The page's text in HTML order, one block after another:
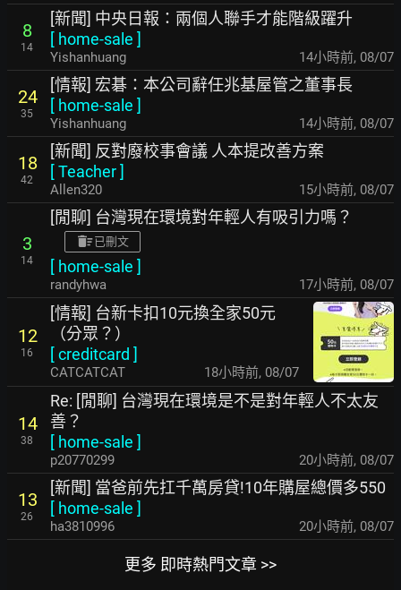
8
14
[新聞] 中央日報：兩個人聯手才能階級躍升
[ home-sale ]
Yishanhuang 14小時前, 08/07
24
35
[情報] 宏碁：本公司辭任兆基屋管之董事長
[ home-sale ]
Yishanhuang 14小時前, 08/07
18
42
[新聞] 反對廢校事會議 人本提改善方案
[Teacher]
Allen320 15小時前, 08/07
3
14
[閒聊] 台灣現在環境對年輕人有吸引力嗎？
已刪文
[ home-sale ]
randyhwa 17小時前, 08/07
12
16
[情報] 台新卡扣10元換全家50元
（分眾？）
[creditcard ]
CATCATCAT 18小時前, 08/07
14
38
Re: [閒聊] 台灣現在環境是不是對年輕人不太友
善？
[ home-sale ]
p20770299 20小時前, 08/07
13
26
[新聞] 當爸前先扛千萬房貸!10年購屋總價多550
[ home-sale ]
ha3810996 20小時前, 08/07
更多 即時熱門文章 >>